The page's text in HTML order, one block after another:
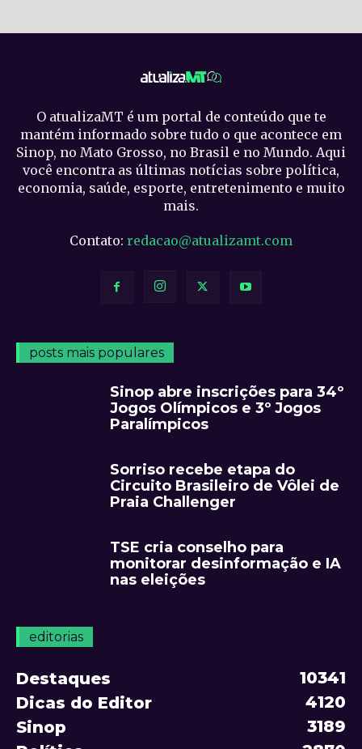
O atualizaMT é um portal de conteúdo que te
mantém informado sobre tudo o que acontece em
Sinop, no Mato Grosso, no Brasil e no Mundo. Aqui
você encontra as últimas notícias sobre política,
economia, saúde, esporte, entretenimento e muito
mais.
Contato: redacao@atualizamt.com
posts mais populares
Sinop abre inscrições para 34º
Jogos Olímpicos e 3º Jogos
Paralímpicos
Sorriso recebe etapa do
Circuito Brasileiro de Vôlei de
Praia Challenger
TSE cria conselho para
monitorar desinformação e IA
nas eleições
editorias
Destaques
10341
Dicas do Editor
4120
Sinop
3189